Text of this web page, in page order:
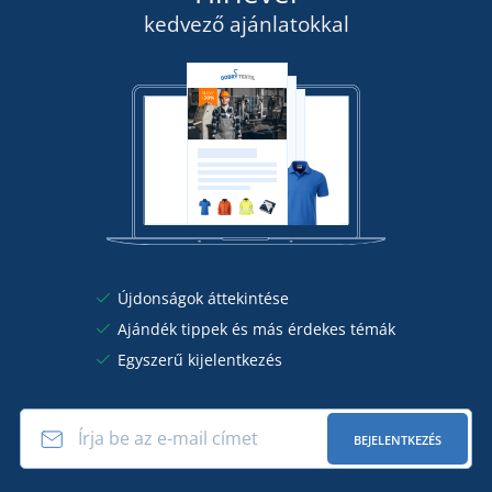
RÉSZLETEK
kedvező ajánlatokkal
Újdonságok áttekintése
Ajándék tippek és más érdekes témák
Egyszerű kijelentkezés
BEJELENTKEZÉS